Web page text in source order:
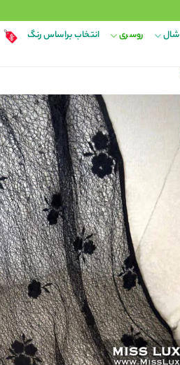
شال روسری انتخاب براساس رنگ